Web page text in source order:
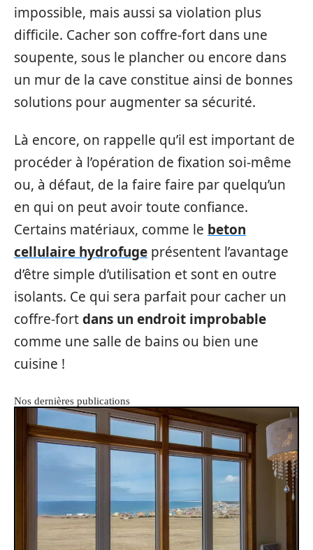
impossible, mais aussi sa violation plus
difficile. Cacher son coffre-fort dans une
soupente, sous le plancher ou encore dans
un mur de la cave constitue ainsi de bonnes
solutions pour augmenter sa sécurité.
Là encore, on rappelle qu’il est important de
procéder à l’opération de fixation soi-même
ou, à défaut, de la faire faire par quelqu’un
en qui on peut avoir toute confiance.
Certains matériaux, comme le beton
cellulaire hydrofuge présentent l’avantage
d’être simple d’utilisation et sont en outre
isolants. Ce qui sera parfait pour cacher un
coffre-fortdans un endroit improbable
comme une salle de bains ou bien une
cuisine !
Nos dernières publications